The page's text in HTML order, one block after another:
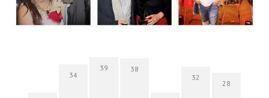
34
39 38
32
28